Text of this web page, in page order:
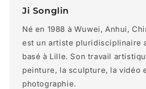
Ji Songlin
Né en 1988 à Wuwei, Anhui,
est un artiste pluridisciplinaire
basé à Lille. Son travail
peinture, la sculpture, la vidéo
photographie.